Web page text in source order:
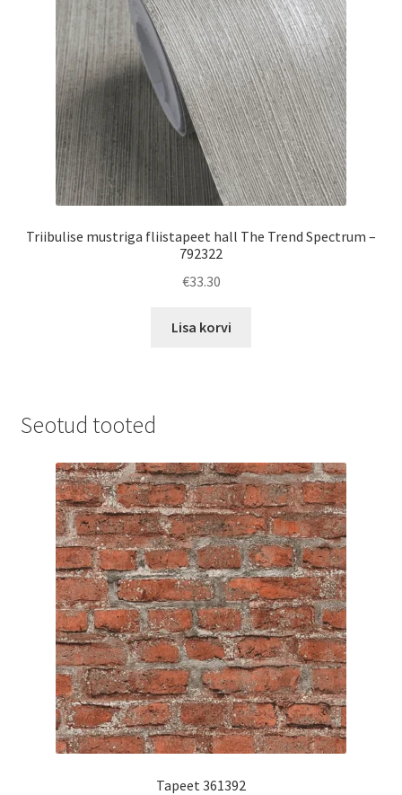
Triibulise mustriga fliistapeet hall The Trend Spectrum –
792322
€33.30
Lisa korvi
Seotud tooted
Tapeet 361392